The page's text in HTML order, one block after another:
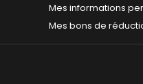
Mes informations
Mes bons de